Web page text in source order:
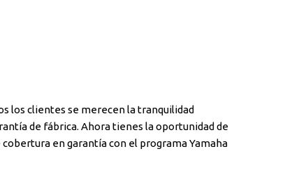
los clientes se merecen la tranquilidad
de fábrica. Ahora tienes la oportunidad de
en garantía con el programa Yamaha